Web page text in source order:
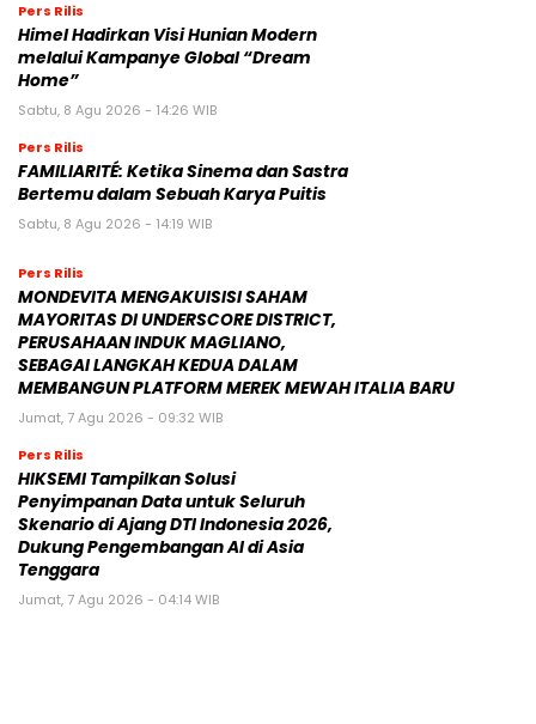
Pers Rilis
Himel Hadirkan Visi Hunian Modern
melalui Kampanye Global “Dream
Home”
Sabtu, 8 Agu 2026 - 14:26 WIB
Pers Rilis
FAMILIARITÉ: Ketika Sinema dan Sastra
Bertemu dalam Sebuah Karya Puitis
Sabtu, 8 Agu 2026 - 14:19 WIB
Pers Rilis
MONDEVITA MENGAKUISISI SAHAM
MAYORITAS DI UNDERSCORE DISTRICT,
PERUSAHAAN INDUK MAGLIANO,
SEBAGAI LANGKAH KEDUA DALAM
MEMBANGUN PLATFORM MEREK MEWAH ITALIA BARU
Jumat, 7 Agu 2026 - 09:32 WIB
Pers Rilis
HIKSEMI Tampilkan Solusi
Penyimpanan Data untuk Seluruh
Skenario di Ajang DTI Indonesia 2026,
Dukung Pengembangan AI di Asia
Tenggara
Jumat, 7 Agu 2026 - 04:14 WIB